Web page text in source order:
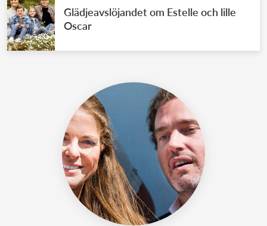
Glädjeavslöjandet om Estelle och lille
Oscar